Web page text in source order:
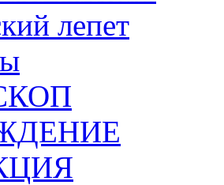
лепет